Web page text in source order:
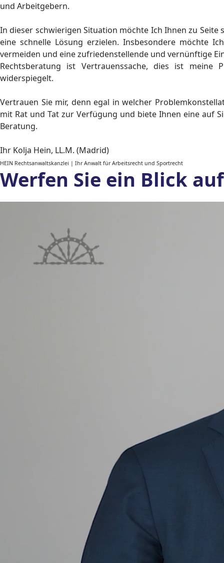
und Arbeitgebern.
In dieser schwierigen Situation möchte Ich Ihnen zu
eine schnelle Lösung erzielen. Insbesondere möchte
vermeiden und eine zufriedenstellende und vernünftige
Rechtsberatung ist Vertrauenssache, dies ist
widerspiegelt.
Vertrauen Sie mir, denn egal in welcher
mit Rat und Tat zur Verfügung und biete Ihnen eine auf
Beratung.
Ihr Kolja Hein, LL.M. (Madrid)
HEIN Rechtsanwaltskanzlei | Ihr Anwalt für Arbeitsrecht und Sportrecht
Werfen Sie ein Blick